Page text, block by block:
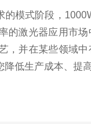
模式阶段，
的激光器应用市
，并在某些领域
低生产成本、提